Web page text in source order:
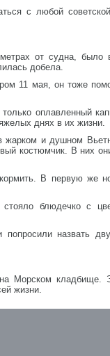
с любой
от судна, было
добела.
11 мая, он тоже
оплавленный
днях в их жизни.
жарком и душном
костюмчик. В них
В первую же
блюдечко с
назвать
Морском кладбище.
жизни.